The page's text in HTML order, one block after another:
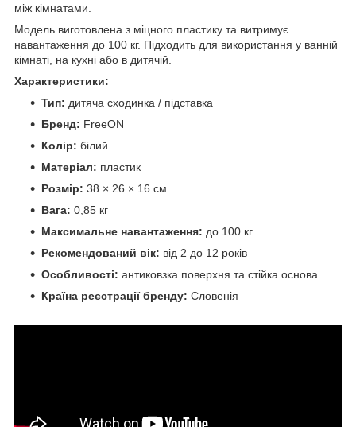
між кімнатами.
Модель виготовлена з міцного пластику та витримує
навантаження до 100 кг. Підходить для використання у ванній
кімнаті, на кухні або в дитячій.
Характеристики:
Тип: дитяча сходинка / підставка
Бренд: FreeON
Колір: білий
Матеріал: пластик
Розмір: 38 × 26 × 16 см
Вага: 0,85 кг
Максимальне навантаження: до 100 кг
Рекомендований вік: від 2 до 12 років
Особливості: антиковзка поверхня та стійка основа
Країна реєстрації бренду: Словенія